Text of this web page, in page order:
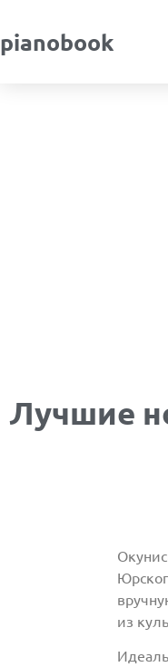
pianobook
Лучшие
из